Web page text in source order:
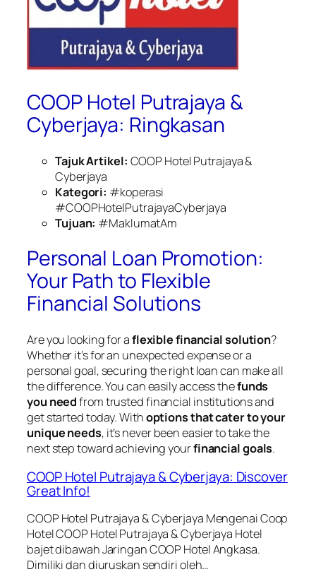
COOP Hotel Putrajaya &
Cyberjaya: Ringkasan
Tajuk Artikel: COOP Hotel Putrajaya &
Cyberjaya
Kategori: #koperasi
#COOPHotelPutrajayaCyberjaya
Tujuan: #MaklumatAm
Personal Loan Promotion:
Your Path to Flexible
Financial Solutions
Are you looking for aflexible financial solution?
Whether it’s for an unexpected expense or a
personal goal, securing the right loan can make all
the difference. You can easily access thefunds
you needfrom trusted financial institutions and
get started today. Withoptions that cater to your
unique needs, it’s never been easier to take the
next step toward achieving yourfinancial goals.
COOP Hotel Putrajaya & Cyberjaya: Discover
Great Info!
COOP Hotel Putrajaya & Cyberjaya Mengenai Coop
Hotel COOP Hotel Putrajaya & Cyberjaya Hotel
bajet dibawah Jaringan COOP Hotel Angkasa.
Dimiliki dan diuruskan sendiri oleh…